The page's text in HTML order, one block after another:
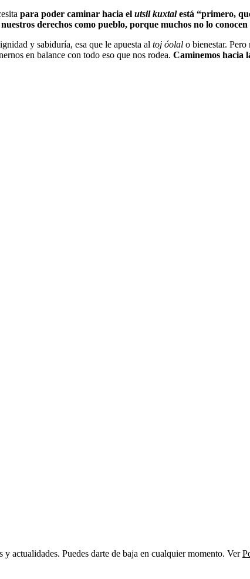
para poder caminar hacia el utsil kuxtalestá “primero,
derechos como pueblo, porque muchos no lo
y sabiduría, esa que le apuesta al toj óolal o bienestar. Pero
en balance con todo eso que nos rodea. Caminemos hacia
actualidades. Puedes darte de baja en cualquier momento. Ver